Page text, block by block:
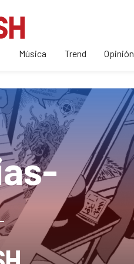
Música Trend Opinión